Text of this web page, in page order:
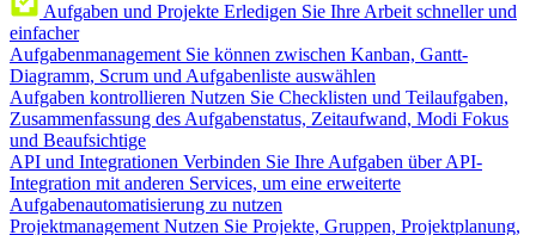
Aufgaben und Projekte Erledigen Sie Ihre Arbeit schneller und
einfacher
Aufgabenmanagement Sie können zwischen Kanban, Gantt-
Diagramm, Scrum und Aufgabenliste auswählen
Aufgaben kontrollieren Nutzen Sie Checklisten und Teilaufgaben,
Zusammenfassung des Aufgabenstatus, Zeitaufwand, Modi Fokus
und Beaufsichtige
API und Integrationen Verbinden Sie Ihre Aufgaben über API-
Integration mit anderen Services, um eine erweiterte
Aufgabenautomatisierung zu nutzen
Projektmanagement Nutzen Sie Projekte, Gruppen, Projektplanung,